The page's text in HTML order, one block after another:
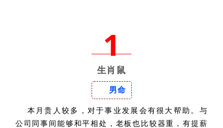
1
生肖鼠
男命
本月贵人较多，对于事业发展会有很大帮助。与
公司同事间能够和平相处，老板也比较器重，有提薪